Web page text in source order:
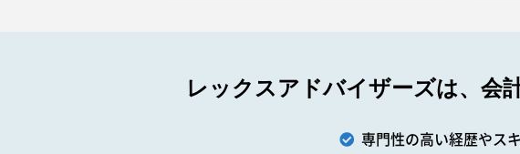
レックスアドバイザーズは、会
専門性の高い経歴やス